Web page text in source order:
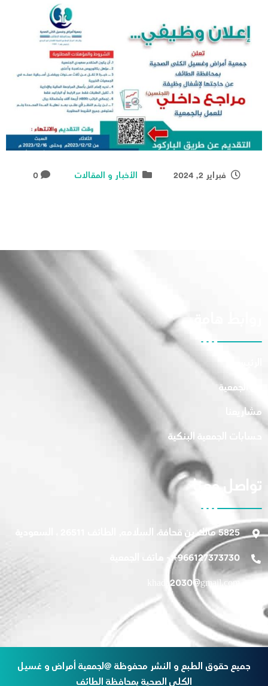
فبراير 2, 2024 الأخبار و المقالات 0
عن الجمعية
مشاريعنا
حسابات الجمعية البنكية
تواصل معنا
5825 مالك بن قحافة، السلامه, الطائف 26511 ، السعودية
966127373730+ - هاتف الجمعية
khada2030@gmail.com
جميع حقوق الطبع و النشر محفوظة @لجمعية أمراض و غسيل
الكلي الصحية بمحافظة الطائف